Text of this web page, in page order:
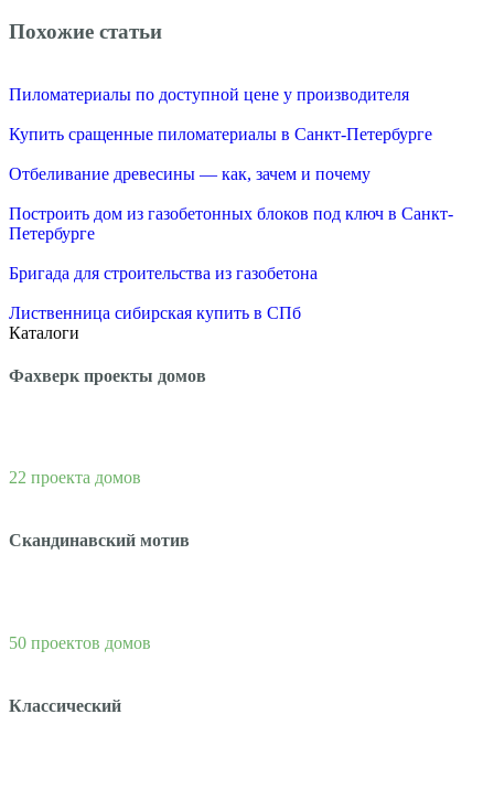
Похожие статьи
Пиломатериалы по доступной цене у производителя
Купить сращенные пиломатериалы в Санкт-Петербурге
Отбеливание древесины — как, зачем и почему
Построить дом из газобетонных блоков под ключ в Санкт-
Петербурге
Бригада для строительства из газобетона
Лиственница сибирская купить в СПб
Каталоги
Фахверк проекты домов
22 проекта домов
Скандинавский мотив
50 проектов домов
Классический